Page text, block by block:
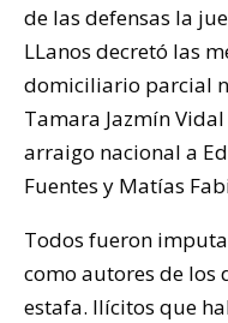
de las defensas la
LLanos decretó las
domiciliario parcial
Tamara Jazmín
arraigo nacional a
Fuentes y Matías
Todos fueron
como autores de los
estafa. Ilícitos que